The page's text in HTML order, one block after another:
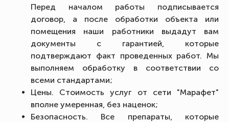
Перед началом работы подписывается
договор, а после обработки объекта или
помещения наши работники выдадут вам
документы с гарантией, которые
подтверждают факт проведенных работ. Мы
выполняем обработку в соответствии со
всеми стандартами;
Цены. Стоимость услуг от сети "Марафет"
вполне умеренная, без наценок;
Безопасность. Все препараты, которые